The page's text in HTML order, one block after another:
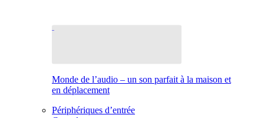
Monde de l’audio – un son parfait à la maison et
en déplacement
Périphériques d’entrée